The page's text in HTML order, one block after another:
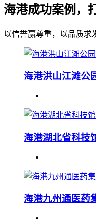
海港成功案例，
以信誉赢尊重，以品质求
海港洪山江滩公
海港湖北省科技
海港九州通医药